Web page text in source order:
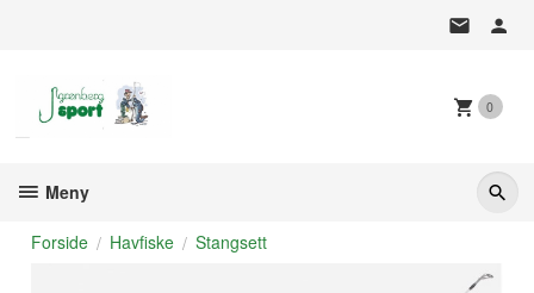
0
Meny
Forside Havfiske Stangsett